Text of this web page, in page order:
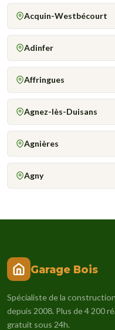
Acquin-Westbécourt
Adinfer
Affringues
Agnez-lès-Duisans
Agnières
Agny
Garage Bois
Spécialiste de la
depuis 2008. Plus de 4 200
gratuit sous 24h.